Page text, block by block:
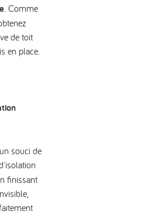
. Comme
de toit
en place.
souci de
finissant